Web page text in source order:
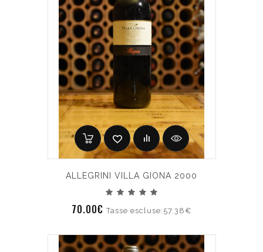
ALLEGRINI VILLA GIONA 2000
70.00€Tasse escluse:57.38€